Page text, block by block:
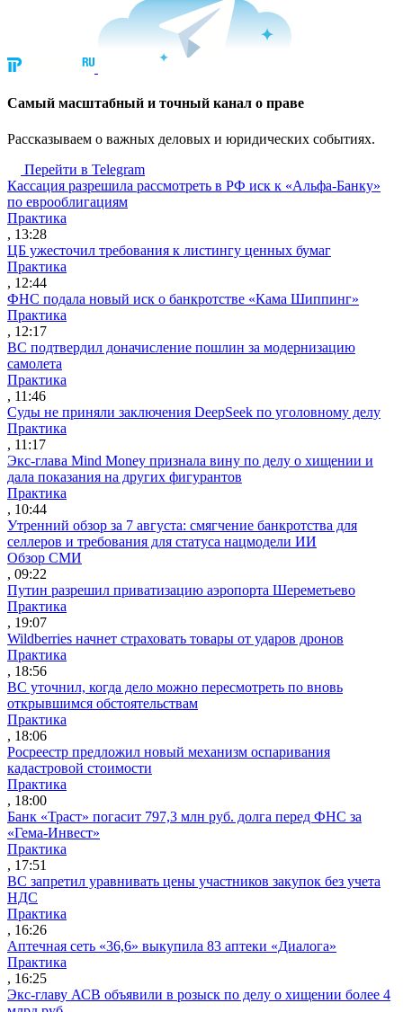
Cамый масштабный и точный канал о праве
Рассказываем о важных деловых и юридических событиях.
Перейти в Telegram
Кассация разрешила рассмотреть в РФ иск к «Альфа-Банку»
по еврооблигациям
Практика
, 13:28
ЦБ ужесточил требования к листингу ценных бумаг
Практика
, 12:44
ФНС подала новый иск о банкротстве «Кама Шиппинг»
Практика
, 12:17
ВС подтвердил доначисление пошлин за модернизацию
самолета
Практика
, 11:46
Суды не приняли заключения DeepSeek по уголовному делу
Практика
, 11:17
Экс-глава Mind Money признала вину по делу о хищении и
дала показания на других фигурантов
Практика
, 10:44
Утренний обзор за 7 августа: смягчение банкротства для
селлеров и требования для статуса нацмодели ИИ
Обзор СМИ
, 09:22
Путин разрешил приватизацию аэропорта Шереметьево
Практика
, 19:07
Wildberries начнет страховать товары от ударов дронов
Практика
, 18:56
ВС уточнил, когда дело можно пересмотреть по вновь
открывшимся обстоятельствам
Практика
, 18:06
Росреестр предложил новый механизм оспаривания
кадастровой стоимости
Практика
, 18:00
Банк «Траст» погасит 797,3 млн руб. долга перед ФНС за
«Гема-Инвест»
Практика
, 17:51
ВС запретил уравнивать цены участников закупок без учета
НДС
Практика
, 16:26
Аптечная сеть «36,6» выкупила 83 аптеки «Диалога»
Практика
, 16:25
Экс-главу АСВ объявили в розыск по делу о хищении более 4